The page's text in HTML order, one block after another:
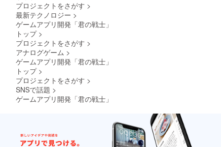
プロジェクトをさがす >
最新テクノロジー >
ゲームアプリ開発「君の戦士」
トップ >
プロジェクトをさがす >
アナログゲーム >
ゲームアプリ開発「君の戦士」
トップ >
プロジェクトをさがす >
SNSで話題 >
ゲームアプリ開発「君の戦士」